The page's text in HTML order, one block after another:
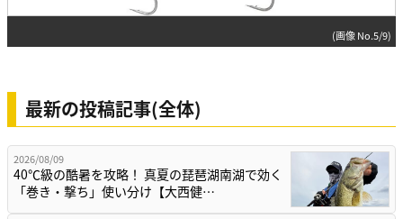
(画像 No.5/9)
最新の投稿記事(全体)
2026/08/09
40℃級の酷暑を攻略！ 真夏の琵琶湖南湖で効く
「巻き・撃ち」使い分け【大西健…